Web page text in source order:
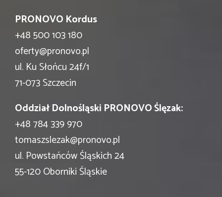
PRONOVO Kordus
+48 500 103 180
oferty@pronovo.pl
ul. Ku Słońcu 24f/1
71-073 Szczecin
Oddział Dolnośląski PRONOVO Ślęzak:
+48 784 339 970
tomaszslezak@pronovo.pl
ul. Powstańców Śląskich 24
55-120 Oborniki Śląskie